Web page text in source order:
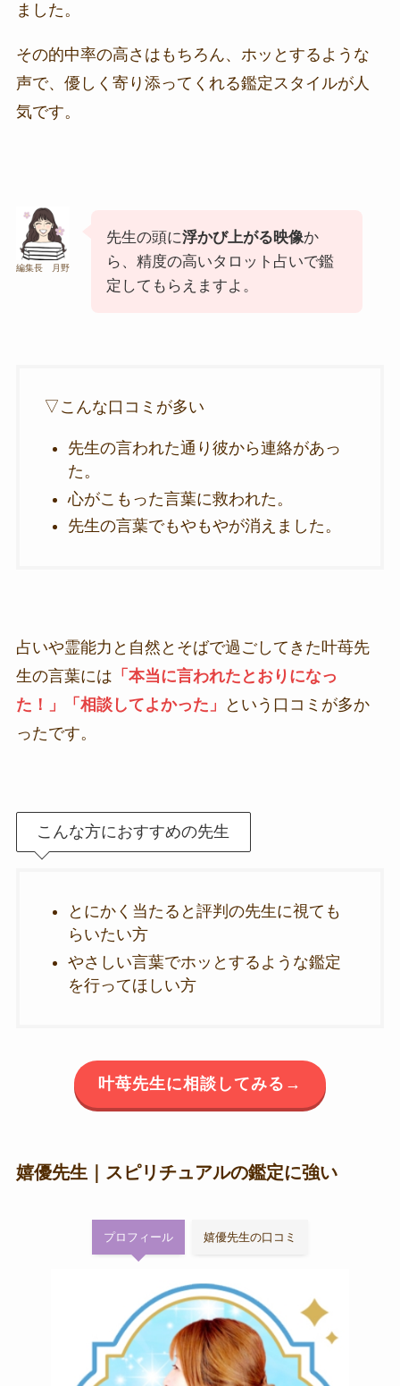
ました。
その的中率の高さはもちろん、ホッとするような
声で、優しく寄り添ってくれる鑑定スタイルが人
気です。
編集長 月野
先生の頭に浮かび上がる映像か
ら、精度の高いタロット占いで鑑
定してもらえますよ。
▽こんな口コミが多い
先生の言われた通り彼から連絡があっ
た。
心がこもった言葉に救われた。
先生の言葉でもやもやが消えました。
占いや霊能力と自然とそばで過ごしてきた叶苺先
生の言葉には 「本当に言われたとおりになっ
た！」「相談してよかった」
という口コミが多か
ったです。
こんな方におすすめの先生
とにかく当たると評判の先生に視ても
らいたい方
やさしい言葉でホッとするような鑑定
を行ってほしい方
叶苺先生に相談してみる→
嬉優先生｜スピリチュアルの鑑定に強い
プロフィール 嬉優先生の口コミ